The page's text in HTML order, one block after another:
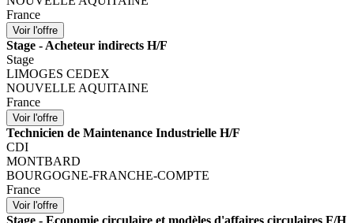
France
Stage - Acheteur indirects H/F
Stage
LIMOGES CEDEX
NOUVELLE AQUITAINE
France
Technicien de Maintenance Industrielle H/F
CDI
MONTBARD
BOURGOGNE-FRANCHE-COMPTE
France
Stage - Economie circulaire et modèles d'affaires circulaires F/H